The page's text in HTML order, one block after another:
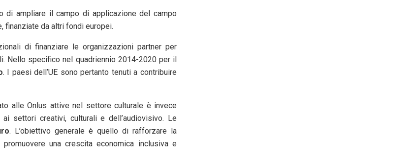
di ampliare il campo di applicazione del campo
finanziate da altri fondi europei.
di finanziare le organizzazioni partner per
Nello specifico nel quadriennio 2014-2020 per il
. I paesi dell’UE sono pertanto tenuti a contribuire
alle Onlus attive nel settore culturale è invece
settori creativi, culturali e dell’audiovisivo. Le
. L’obiettivo generale è quello di rafforzare la
una crescita economica inclusiva e